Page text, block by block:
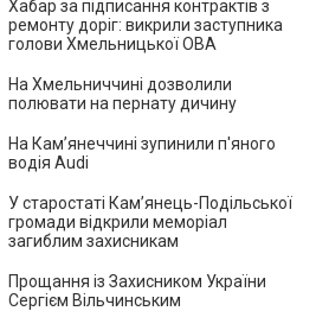
Хабар за підписання контрактів з
ремонту доріг: викрили заступника
голови Хмельницької ОВА
На Хмельниччині дозволили
полювати на пернату дичину
На Камʼянеччині зупинили п'яного
водія Audi
У старостаті Кам’янець-Подільської
громади відкрили меморіал
загиблим захисникам
Прощання із Захисником України
Сергієм Вільчинським